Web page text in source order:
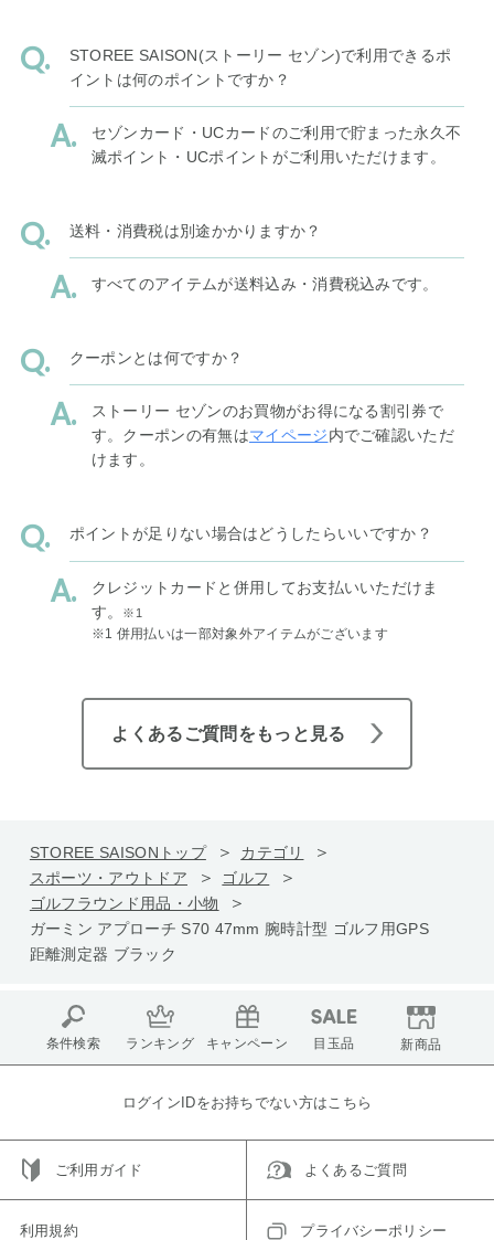
STOREE SAISON(ストーリー セゾン)で利用できるポ
イントは何のポイントですか？
セゾンカード・UCカードのご利用で貯まった永久不
滅ポイント・UCポイントがご利用いただけます。
送料・消費税は別途かかりますか？
すべてのアイテムが送料込み・消費税込みです。
クーポンとは何ですか？
ストーリー セゾンのお買物がお得になる割引券で
す。クーポンの有無はマイページ内でご確認いただ
けます。
ポイントが足りない場合はどうしたらいいですか？
クレジットカードと併用してお支払いいただけま
す。
※1
※1 併用払いは一部対象外アイテムがございます
よくあるご質問をもっと見る
STOREE SAISONトップ
カテゴリ
スポーツ・アウトドア
ゴルフ
ゴルフラウンド用品・小物
ガーミン アプローチ S70 47mm 腕時計型 ゴルフ用GPS
距離測定器 ブラック
条件検索 ランキング キャンペーン 目玉品 新商品
ログインIDをお持ちでない方はこちら
ご利用ガイド よくあるご質問
利用規約 プライバシーポリシー